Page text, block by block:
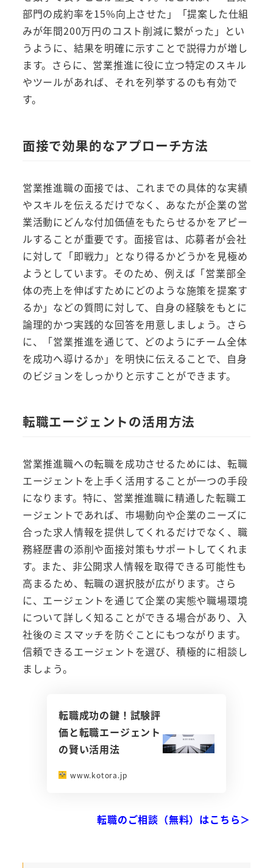
部門の成約率を15%向上させた」「提案した仕組
みが年間200万円のコスト削減に繋がった」とい
うように、結果を明確に示すことで説得力が増し
ます。さらに、営業推進に役に立つ特定のスキル
やツールがあれば、それを列挙するのも有効で
す。
面接で効果的なアプローチ方法
営業推進職の面接では、これまでの具体的な実績
やスキルを伝えるだけでなく、あなたが企業の営
業活動にどんな付加価値をもたらせるかをアピー
ルすることが重要です。面接官は、応募者が会社
に対して「即戦力」となり得るかどうかを見極め
ようとしています。そのため、例えば「営業部全
体の売上を伸ばすためにどのような施策を提案す
るか」などの質問に対して、自身の経験をもとに
論理的かつ実践的な回答を用意しましょう。さら
に、「営業推進を通じて、どのようにチーム全体
を成功へ導けるか」を明快に伝えることで、自身
のビジョンをしっかりと示すことができます。
転職エージェントの活用方法
営業推進職への転職を成功させるためには、転職
エージェントを上手く活用することが一つの手段
になります。特に、営業推進職に精通した転職エ
ージェントであれば、市場動向や企業のニーズに
合った求人情報を提供してくれるだけでなく、職
務経歴書の添削や面接対策もサポートしてくれま
す。また、非公開求人情報を取得できる可能性も
高まるため、転職の選択肢が広がります。さら
に、エージェントを通じて企業の実態や職場環境
について詳しく知ることができる場合があり、入
社後のミスマッチを防ぐことにもつながります。
信頼できるエージェントを選び、積極的に相談し
ましょう。
転職成功の鍵！試験評
価と転職エージェント
の賢い活用法
www.kotora.jp
転職のご相談（無料）はこちら＞